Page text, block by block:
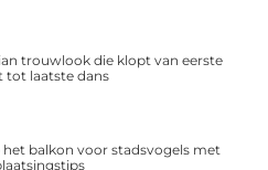
trouwlook die klopt van eerste
tot laatste dans
het balkon voor stadsvogels met